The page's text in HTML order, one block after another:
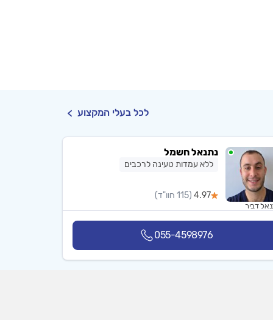
לכל בעלי המקצוע
נתנאל חשמל
ללא עמדות טעינה לרכבים
4.97 (115 חוו"ד)
דביר
055-4598976